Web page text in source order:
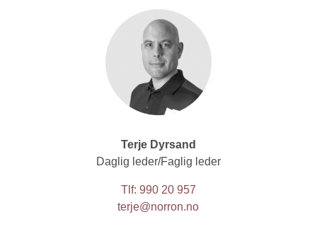
Terje Dyrsand
Daglig leder/Faglig leder
Tlf: 990 20 957
terje@norron.no